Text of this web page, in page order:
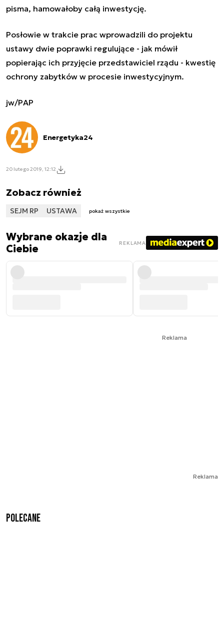
pisma, hamowałoby całą inwestycję.
Posłowie w trakcie prac wprowadzili do projektu
ustawy dwie poprawki regulujące - jak mówił
popierając ich przyjęcie przedstawiciel rządu - kwestię
ochrony zabytków w procesie inwestycyjnym.
jw/PAP
Energetyka24
20 lutego 2019, 12:12
Zobacz również
SEJM RP USTAWA pokaż wszystkie
Wybrane okazje dla
Ciebie
REKLAMA
Reklama
Reklama
Polecane